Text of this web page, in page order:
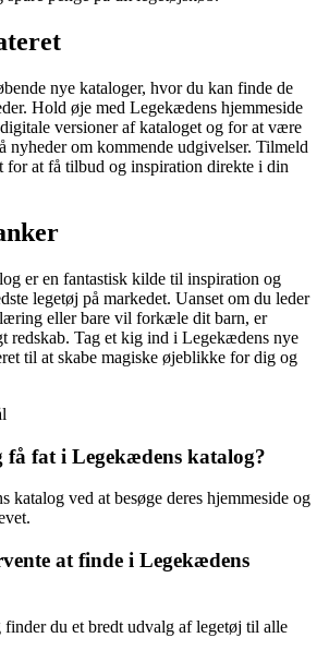
nye kataloger, hvor du kan finde de
Hold øje med Legekædens hjemmeside
versioner af kataloget og for at være
nyheder om kommende udgivelser. Tilmeld
for at få tilbud og inspiration direkte i din
er en fantastisk kilde til inspiration og
legetøj på markedet. Uanset om du leder
eller bare vil forkæle dit barn, er
redskab. Tag et kig ind i Legekædens nye
til at skabe magiske øjeblikke for dig og
fat i Legekædens katalog?
katalog ved at besøge deres hjemmeside og
at finde i Legekædens
du et bredt udvalg af legetøj til alle